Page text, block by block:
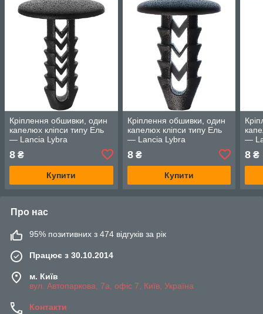
Кріплення обшивки, один
капелюх кліпси типу Ель
— Lancia Lybra
8 ₴
Купити
Кріплення обшивки, один
капелюх кліпси типу Ель
— Lancia Lybra
8₴
Купити
—
8 ₴
Про нас
95% позитивних з 474 відгуків за рік
Працює з 30.10.2014
м. Київ
вул. Автопаркова, 7а, офіс 7, Київ, Україна
Контакти